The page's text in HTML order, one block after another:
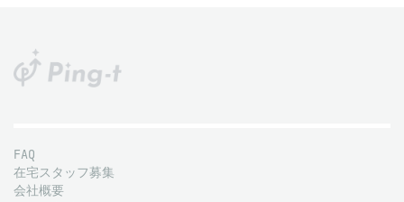
FAQ
在宅スタッフ募集
会社概要